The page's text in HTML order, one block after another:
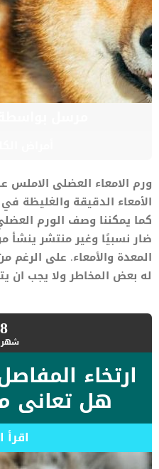
ورم الامعاء العضلى
الأمعاء الدقيقة والغليظة
كما يمكننا وصف الورم
ضار نسبيًا وغير منتشر ينشأ
المعدة والأمعاء. على
له بعض المخاطر ولا يجب ان
شهر
ارتخاء
هل تعانى
اقرأ